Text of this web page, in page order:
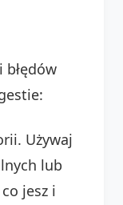
Używaj
lub
jesz i